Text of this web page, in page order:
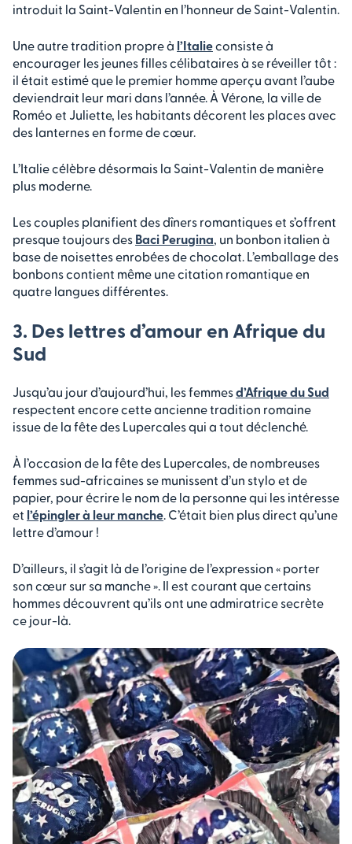
introduit la Saint-Valentin en l’honneur de Saint-Valentin.
Une autre tradition propre à l’Italieconsiste à
encourager les jeunes filles célibataires à se réveiller tôt :
il était estimé que le premier homme aperçu avant l’aube
deviendrait leur mari dans l’année. À Vérone, la ville de
Roméo et Juliette, les habitants décorent les places avec
des lanternes en forme de cœur.
L’Italie célèbre désormais la Saint-Valentin de manière
plus moderne.
Les couples planifient des dîners romantiques et s’offrent
presque toujours des Baci Perugina, un bonbon italien à
base de noisettes enrobées de chocolat. L’emballage des
bonbons contient même une citation romantique en
quatre langues différentes.
3. Des lettres d’amour en Afrique du
Sud
Jusqu’au jour d’aujourd’hui, les femmesd’Afrique du Sud
respectent encore cette ancienne tradition romaine
issue de la fête des Lupercales qui a tout déclenché.
À l’occasion de la fête des Lupercales, de nombreuses
femmes sud-africaines se munissent d’un stylo et de
papier, pour écrire le nom de la personne qui les intéresse
et l’épingler à leur manche. C’était bien plus direct qu’une
lettre d’amour !
D’ailleurs, il s’agit là de l’origine de l’expression « porter
son cœur sur sa manche ». Il est courant que certains
hommes découvrent qu’ils ont une admiratrice secrète
ce jour-là.